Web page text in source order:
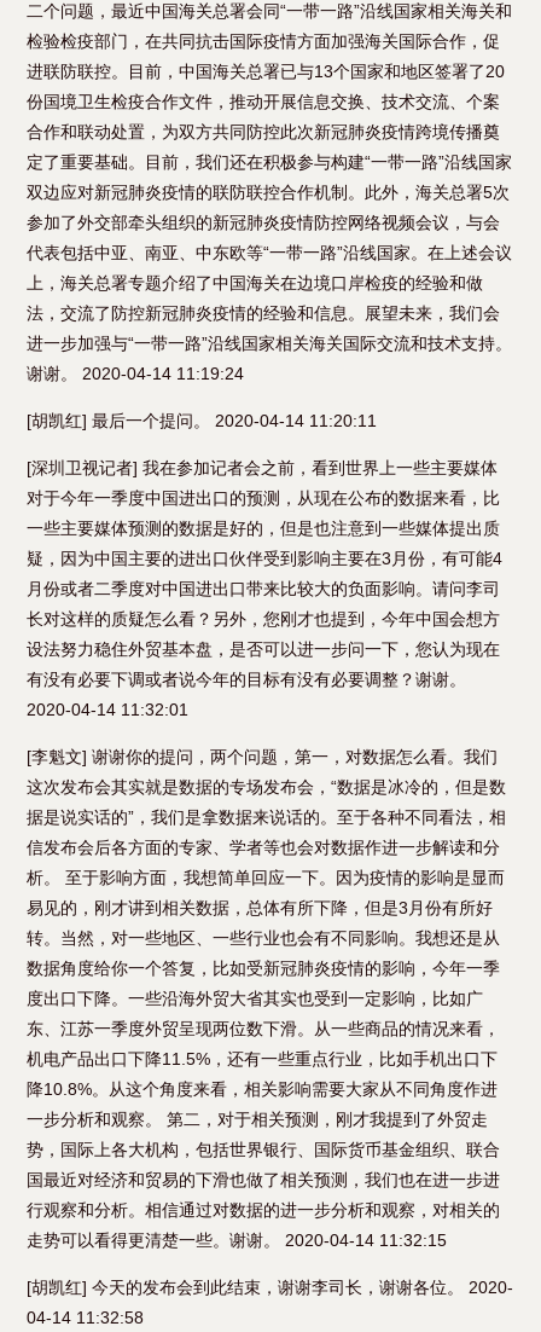
二个问题，最近中国海关总署会同“一带一路”沿线国家相关海关和
检验检疫部门，在共同抗击国际疫情方面加强海关国际合作，促
进联防联控。目前，中国海关总署已与13个国家和地区签署了20
份国境卫生检疫合作文件，推动开展信息交换、技术交流、个案
合作和联动处置，为双方共同防控此次新冠肺炎疫情跨境传播奠
定了重要基础。目前，我们还在积极参与构建“一带一路”沿线国家
双边应对新冠肺炎疫情的联防联控合作机制。此外，海关总署5次
参加了外交部牵头组织的新冠肺炎疫情防控网络视频会议，与会
代表包括中亚、南亚、中东欧等“一带一路”沿线国家。在上述会议
上，海关总署专题介绍了中国海关在边境口岸检疫的经验和做
法，交流了防控新冠肺炎疫情的经验和信息。展望未来，我们会
进一步加强与“一带一路”沿线国家相关海关国际交流和技术支持。
谢谢。 2020-04-14 11:19:24
[胡凯红] 最后一个提问。 2020-04-14 11:20:11
[深圳卫视记者] 我在参加记者会之前，看到世界上一些主要媒体
对于今年一季度中国进出口的预测，从现在公布的数据来看，比
一些主要媒体预测的数据是好的，但是也注意到一些媒体提出质
疑，因为中国主要的进出口伙伴受到影响主要在3月份，有可能4
月份或者二季度对中国进出口带来比较大的负面影响。请问李司
长对这样的质疑怎么看？另外，您刚才也提到，今年中国会想方
设法努力稳住外贸基本盘，是否可以进一步问一下，您认为现在
有没有必要下调或者说今年的目标有没有必要调整？谢谢。
2020-04-14 11:32:01
[李魁文] 谢谢你的提问，两个问题，第一，对数据怎么看。我们
这次发布会其实就是数据的专场发布会，“数据是冰冷的，但是数
据是说实话的”，我们是拿数据来说话的。至于各种不同看法，相
信发布会后各方面的专家、学者等也会对数据作进一步解读和分
析。 至于影响方面，我想简单回应一下。因为疫情的影响是显而
易见的，刚才讲到相关数据，总体有所下降，但是3月份有所好
转。当然，对一些地区、一些行业也会有不同影响。我想还是从
数据角度给你一个答复，比如受新冠肺炎疫情的影响，今年一季
度出口下降。一些沿海外贸大省其实也受到一定影响，比如广
东、江苏一季度外贸呈现两位数下滑。从一些商品的情况来看，
机电产品出口下降11.5%，还有一些重点行业，比如手机出口下
降10.8%。从这个角度来看，相关影响需要大家从不同角度作进
一步分析和观察。 第二，对于相关预测，刚才我提到了外贸走
势，国际上各大机构，包括世界银行、国际货币基金组织、联合
国最近对经济和贸易的下滑也做了相关预测，我们也在进一步进
行观察和分析。相信通过对数据的进一步分析和观察，对相关的
走势可以看得更清楚一些。谢谢。 2020-04-14 11:32:15
[胡凯红] 今天的发布会到此结束，谢谢李司长，谢谢各位。 2020-
04-14 11:32:58